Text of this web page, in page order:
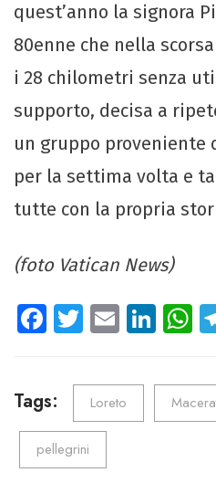
quest’anno la signora
80enne che nella
i 28 chilometri senza
supporto, decisa a
un gruppo proveniente
per la settima volta e
tutte con la propria
(foto Vatican News)
Fa
o
ok
T
tt
er
E
ail
Li
e
dI
n
ts
A
p
Tags: Loreto
pellegrini